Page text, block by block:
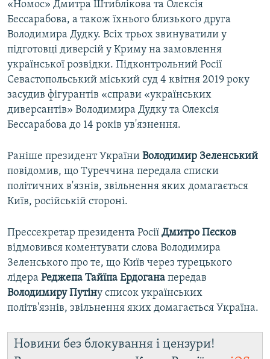
«Номос» Дмитра Штиблікова та Олексія
Бессарабова, а також їхнього близького друга
Володимира Дудку. Всіх трьох звинуватили у
підготовці диверсій у Криму на замовлення
української розвідки. Підконтрольний Росії
Севастопольський міський суд 4 квітня 2019 року
засудив фігурантів «справи «українських
диверсантів» Володимира Дудку та Олексія
Бессарабова до 14 років ув'язнення.
Раніше президент України Володимир Зеленський
повідомив, що Туреччина передала списки
політичних в'язнів, звільнення яких домагається
Київ, російській стороні.
Прессекретар президента Росії Дмитро Пєсков
відмовився коментувати слова Володимира
Зеленського про те, що Київ через турецького
лідера Реджепа Тайїпа Ердогана передав
Володимиру Путіну список українських
політв'язнів, звільнення яких домагається Україна.
Новини без блокування і цензури!